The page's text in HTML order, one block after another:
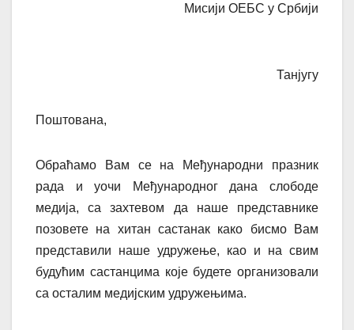
Мисији ОЕБС у Србији
Танјугу
Поштована,
Обраћамо Вам се на Међународни празник
рада и уочи Међународног дана слободе
медија, са захтевом да наше представнике
позовете на хитан састанак како бисмо Вам
представили наше удружење, као и на свим
будућим састанцима које будете организовали
са осталим медијским удружењима.